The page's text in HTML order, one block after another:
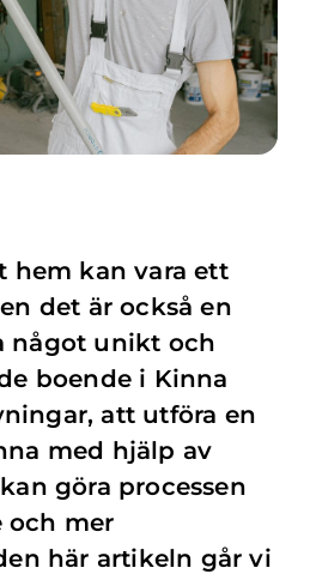
hem kan vara ett
det är också en
något unikt och
boende i Kinna
att utföra en
med hjälp av
göra processen
och mer
här artikeln går vi